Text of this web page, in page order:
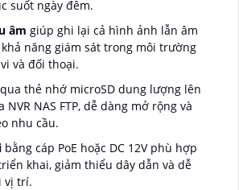
suốt ngày đêm.
âm giúp ghi lại cả hình ảnh lẫn âm
năng giám sát trong môi trường
và đối thoại.
qua thẻ nhớ microSD dung lượng lên
NVR NAS FTP, dễ dàng mở rộng và
nhu cầu.
bằng cáp PoE hoặc DC 12V phù hợp
khai, giảm thiểu dây dẫn và dễ
vị trí.